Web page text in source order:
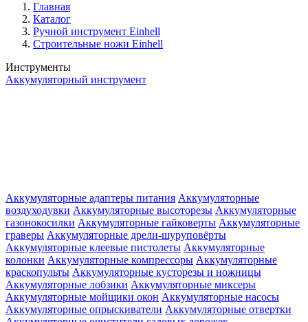
Главная
Каталог
Ручной инструмент Einhell
Строительные ножи Einhell
Инструменты
Аккумуляторный инструмент
Аккумуляторные адаптеры питания Аккумуляторные
воздуходувки Аккумуляторные высоторезы Аккумуляторные
газонокосилки Аккумуляторные гайковерты Аккумуляторные
граверы Аккумуляторные дрели-шуруповёрты
Аккумуляторные клеевые пистолеты Аккумуляторные
колонки Аккумуляторные компрессоры Аккумуляторные
краскопульты Аккумуляторные кусторезы и ножницы
Аккумуляторные лобзики Аккумуляторные миксеры
Аккумуляторные мойщики окон Аккумуляторные насосы
Аккумуляторные опрыскиватели Аккумуляторные отвертки